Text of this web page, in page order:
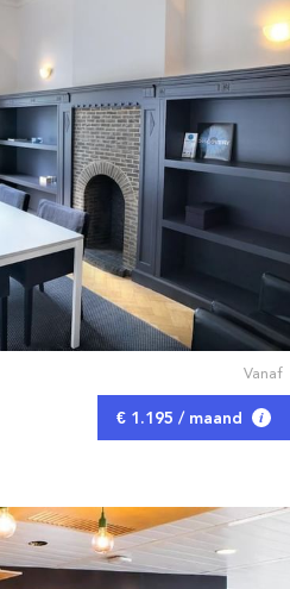
Vanaf
€ 1.195 / maand